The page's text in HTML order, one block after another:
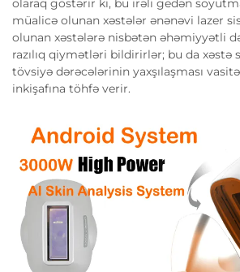
olaraq göstərir ki, bu irəli gedən
müalicə olunan xəstələr ənənəvi lazer
olunan xəstələrə nisbətən əhəmiyyətli
razılıq qiymətləri bildirirlər; bu da xəstə
tövsiyə dərəcələrinin yaxşılaşması
inkişafına töhfə verir.